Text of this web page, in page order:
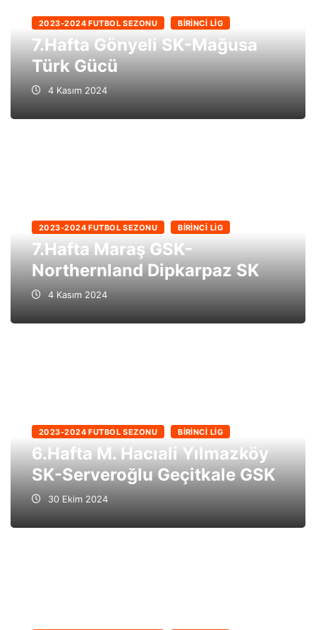
2023-2024 FUTBOL SEZONU BIRINCI LIG
7.Hafta Gönyeli SK-Mağusa
Türk Gücü
4 Kasım 2024
2023-2024 FUTBOL SEZONU BIRINCI LIG
7.Hafta Maraş GSK-
Northernland Dipkarpaz SK
4 Kasım 2024
2023-2024 FUTBOL SEZONU BIRINCI LIG
6.Hafta M. Hacıali Yılmazköy
SK-Serveroğlu Geçitkale GSK
30 Ekim 2024